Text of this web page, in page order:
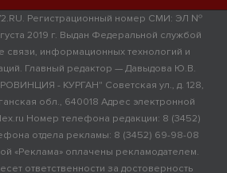
Регистрационный номер СМИ: ЭЛ №
2019 г. Выдан Федеральной службой
связи, информационных технологий и
Главный редактор — Давыдова Ю.В.
- КУРГАН" Советская ул., д. 128,
обл., 640018 Адрес электронной
Номер телефона редакции: 8 (3452)
отдела рекламы: 8 (3452) 69-98-08
«Реклама» оплачены рекламодателем.
ответственности за достоверность